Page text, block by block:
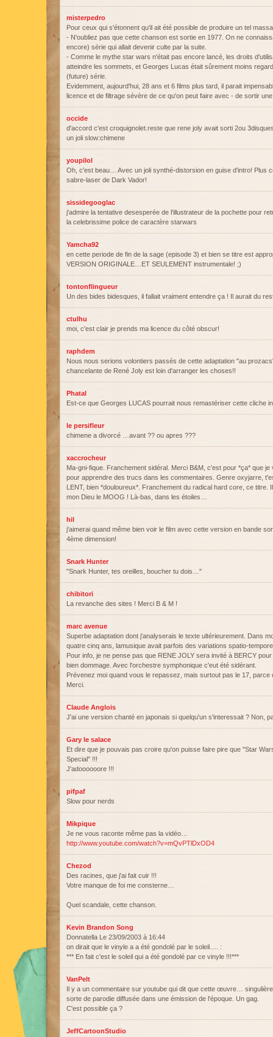
misterpedro
Pour ceux qui s'étonnent qu'il ait été possible de produire un tel
- N'oubliez pas que cette chanson est sortie en 1977. On ne
encore) série qui allait devenir culte par la suite.
- Comme le mythe star wars n'était pas encore lancé, les droits
atteindre les sommets, et Georges Lucas était sûrement moins
(future) série.
Evidemment, aujourd'hui, 28 ans et 6 films plus tard, il parait
licence et de filtrage sévère de ce qu'on peut faire avec - de sortir
occide
d'accord c'est croquignolet.reste que rene joly avait sorti 2ou
un joli slow:chimene
youpilol
Oh, c'est beau… Avec un joli synthé-distorsion en guise d'intro! Plus
sabre-laser de Dark Vador!
sissidegooglac
j'admire la tentative desesperée de l'illustrateur de la pochette pour
la celebrissime police de caractère starwars
Yamcha92
en cette periode de fin de la sage (episode 3) et bien se titre est
VERSION ORIGINALE…ET SEULEMENT instrumentale! ;)
tontonflingueur
Un des bides bidesques, il fallait vraiment entendre ça ! Il aurait du
ctulhu
moi, c'est clair je prends ma licence du côté obscur!
raphdem
Nous nous serions volontiers passés de cette adaptation "au
chancelante de René Joly est loin d'arranger les choses!!
Phatal
Est-ce que Georges LUCAS pourrait nous remastériser cette cliche
le persifleur
chimene a divorcé …avant ?? ou apres ???
xaccrocheur
Ma-gni-fique. Franchement sidéral. Merci B&M, c'est pour *ça* que je
pour apprendre des trucs dans les commentaires. Genre oxyjarre,
LENT, bien *douloureux*. Franchement du radical hard core, ce titre.
mon Dieu le MOOG ! Là-bas, dans les étoiles…
hil
j'aimerai quand même bien voir le film avec cette version en bande
4ème dimension!
Snark Hunter
"Snark Hunter, tes oreilles, boucher tu dois…"
chibitori
La revanche des sites ! Merci B & M !
marc avenue
Superbe adaptation dont j'analyserais le texte ultérieurement. Dans
quatre cinq ans, lamusique avait parfois des variations spatio-
Pour info, je ne pense pas que RENE JOLY sera invité à BERCY
bien dommage. Avec l'orchestre symphonique c'eut été sidérant.
Prévenez moi quand vous le repassez, mais surtout pas le 17, parce
Merci.
Claude Anglois
J'ai une version chanté en japonais si quelqu'un s'interessait ? Non,
Gary le salace
Et dire que je pouvais pas croire qu'on puisse faire pire que "Star
Special" !!!
J'adoooooore !!!
pifpaf
Slow pour nerds
Mikpique
Je ne vous raconte même pas la vidéo…
http://www.youtube.com/watch?v=mQvPTlDxOD4
Chezod
Des racines, que j'ai fait cuir !!!
Votre manque de foi me consterne…
Quel scandale, cette chanson.
Kevin Brandon Song
Donnatella Le 23/09/2003 à 16:44
on dirait que le vinyle a a été gondolé par le soleil…. :
*** En fait c'est le soleil qui a été gondolé par ce vinyle !!!***
VanPelt
Il y a un commentaire sur youtube qui dit que cette œuvre…
sorte de parodie diffusée dans une émission de l'époque. Un gag.
C'est possible ça ?
JeffCartoonStudio